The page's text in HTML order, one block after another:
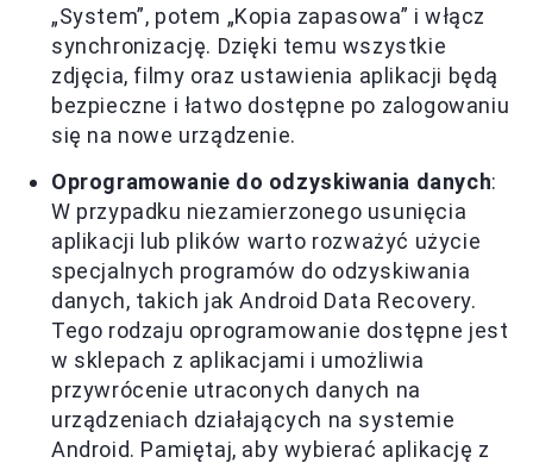
„System”, potem „Kopia zapasowa” i włącz
synchronizację. Dzięki temu wszystkie
zdjęcia, filmy oraz ustawienia aplikacji będą
bezpieczne i łatwo dostępne po zalogowaniu
się na nowe urządzenie.
Oprogramowanie do odzyskiwania danych:
W przypadku niezamierzonego usunięcia
aplikacji lub plików warto rozważyć użycie
specjalnych programów do odzyskiwania
danych, takich jak Android Data Recovery.
Tego rodzaju oprogramowanie dostępne jest
w sklepach z aplikacjami i umożliwia
przywrócenie utraconych danych na
urządzeniach działających na systemie
Android. Pamiętaj, aby wybierać aplikację z